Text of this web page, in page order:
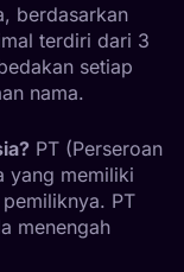
berdasarkan
terdiri dari 3
setiap
nama.
PT (Perseroan
yang memiliki
PT
menengah